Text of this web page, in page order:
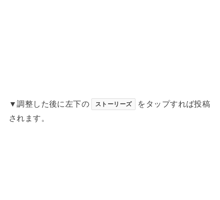
▼調整した後に左下の ストーリーズ
をタップすれば投稿
されます。